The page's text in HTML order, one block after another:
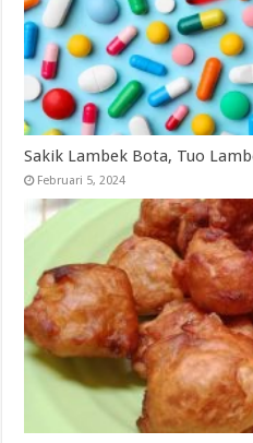
Sakik Lambek Bota, Tuo
Februari 5, 2024